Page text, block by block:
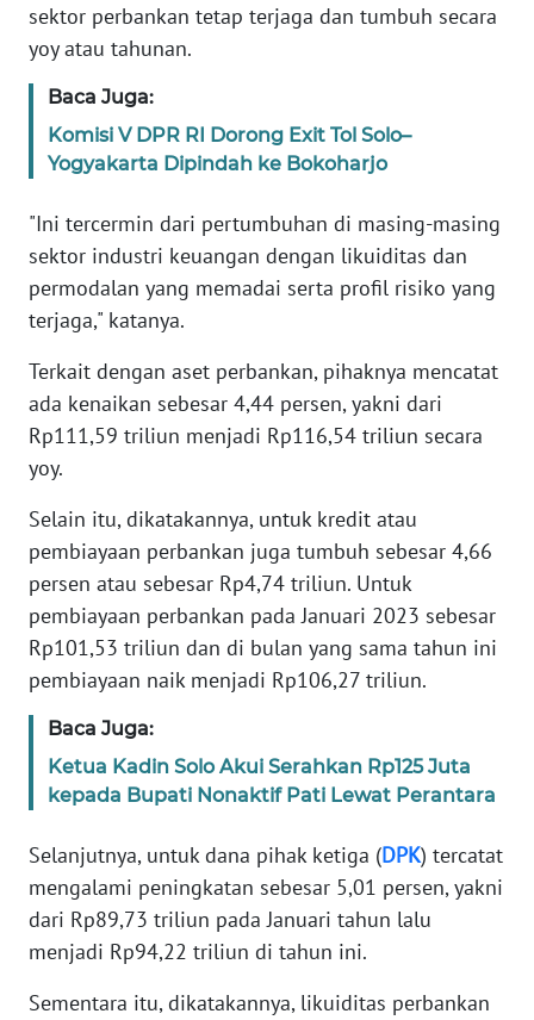
sektor perbankan tetap terjaga dan tumbuh secara
yoy atau tahunan.
Baca Juga:
Komisi V DPR RI Dorong Exit Tol Solo–
Yogyakarta Dipindah ke Bokoharjo
"Ini tercermin dari pertumbuhan di masing-masing
sektor industri keuangan dengan likuiditas dan
permodalan yang memadai serta profil risiko yang
terjaga," katanya.
Terkait dengan aset perbankan, pihaknya mencatat
ada kenaikan sebesar 4,44 persen, yakni dari
Rp111,59 triliun menjadi Rp116,54 triliun secara
yoy.
Selain itu, dikatakannya, untuk kredit atau
pembiayaan perbankan juga tumbuh sebesar 4,66
persen atau sebesar Rp4,74 triliun. Untuk
pembiayaan perbankan pada Januari 2023 sebesar
Rp101,53 triliun dan di bulan yang sama tahun ini
pembiayaan naik menjadi Rp106,27 triliun.
Baca Juga:
Ketua Kadin Solo Akui Serahkan Rp125 Juta
kepada Bupati Nonaktif Pati Lewat Perantara
Selanjutnya, untuk dana pihak ketiga (DPK) tercatat
mengalami peningkatan sebesar 5,01 persen, yakni
dari Rp89,73 triliun pada Januari tahun lalu
menjadi Rp94,22 triliun di tahun ini.
Sementara itu, dikatakannya, likuiditas perbankan
REDAKSI
KARIR
DISCLAIMER
Wahana
Regional
WN
WN
JAKARTA
JABAR
WN
BANTEN
WN
WN
KEPRI
WN
PAPUA
WN
PAPUA